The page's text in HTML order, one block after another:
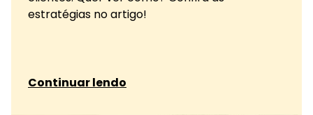
estratégias no artigo!
Continuar lendo